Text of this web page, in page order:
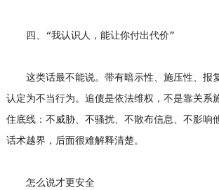
四、“我认识人，能让你付出代价”
这类话最不能说。带有暗示性、施压性、报
认定为不当行为。追债是依法维权，不是靠关系
住底线：不威胁、不骚扰、不散布信息、不影响
话术越界，后面很难解释清楚。
怎么说才更安全